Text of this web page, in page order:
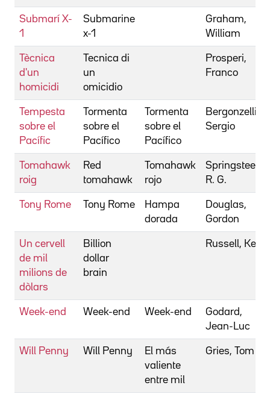
Submarí X-
1
Submarine
x-1
Graham,
William
Tècnica
d'un
homicidi
Tecnica di
un
omicidio
Prosperi,
Franco
Tempesta
sobre el
Pacífic
Tormenta
sobre el
Pacífico
Tormenta
sobre el
Pacífico
Bergonzelli,
Sergio
Tomahawk
roig
Red
tomahawk
Tomahawk
rojo
Springsteen,
R. G.
Tony Rome Tony Rome
Hampa
dorada
Douglas,
Gordon
Un cervell
de mil
milions de
dòlars
Billion
dollar
brain
Russell, Ken
Week-end Week-end Week-end
Godard,
Jean-Luc
Will Penny Will Penny
El más
valiente
entre mil
Gries, Tom